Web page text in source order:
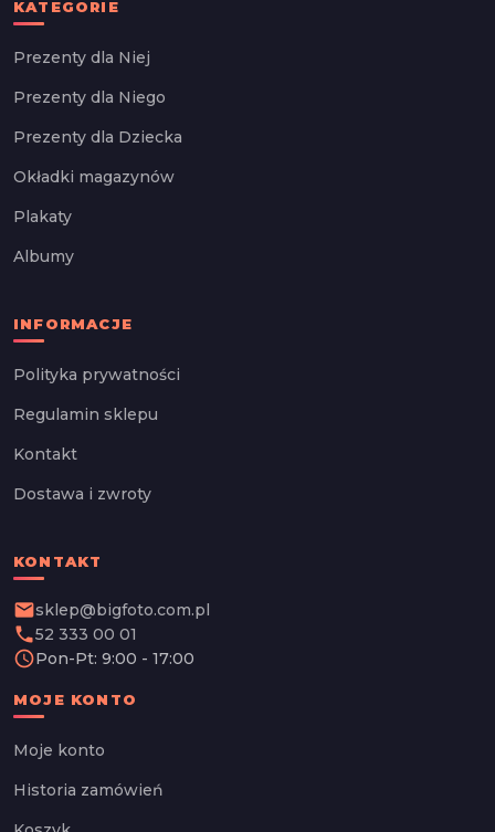
KATEGORIE
Prezenty dla Niej
Prezenty dla Niego
Prezenty dla Dziecka
Okładki magazynów
Plakaty
Albumy
INFORMACJE
Polityka prywatności
Regulamin sklepu
Kontakt
Dostawa i zwroty
KONTAKT
emailsklep@bigfoto.com.pl
phone52 333 00 01
schedulePon-Pt: 9:00 - 17:00
MOJE KONTO
Moje konto
Historia zamówień